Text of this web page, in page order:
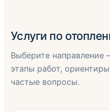
Услуги по
Выберите
этапы работ,
частые вопросы.